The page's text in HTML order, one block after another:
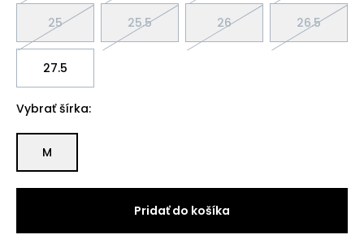
25 25.5 26 26.5
27.5
Vybrať šírka:
M
Pridať do košíka